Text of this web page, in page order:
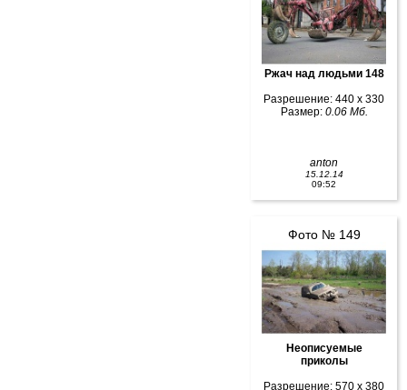
Ржач над людьми 148
Разрешение: 440 x 330
Размер: 0.06 Мб.
anton
15.12.14
09:52
Фото № 149
Неописуемые
приколы
Разрешение: 570 x 380